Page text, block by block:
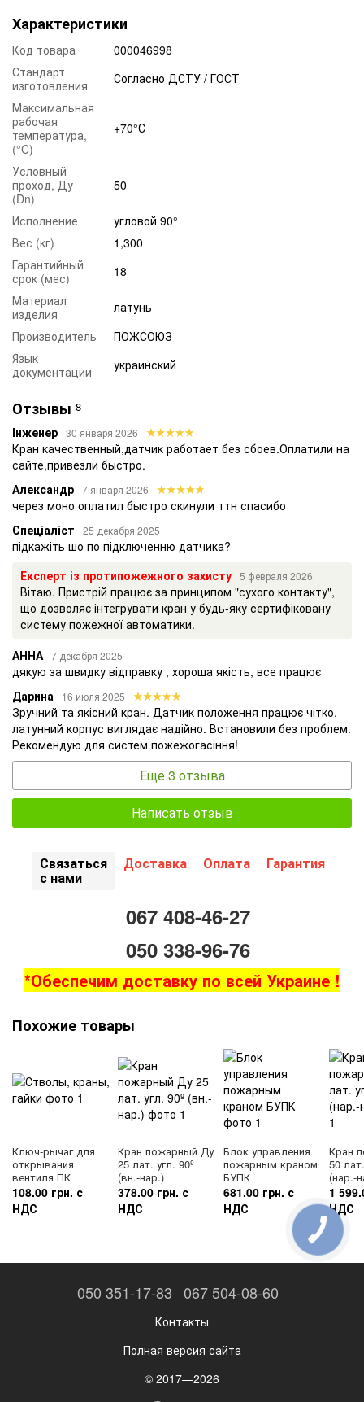
Характеристики
Код товара
000046998
Стандарт
изготовления
Согласно ДСТУ / ГОСТ
Максимальная
рабочая
температура,
(°C)
+70°С
Условный
проход, Ду
(Dn)
50
Исполнение
угловой 90°
Вес (кг)
1,300
Гарантийный
срок (мес)
18
Материал
изделия
латунь
Производитель
ПОЖСОЮЗ
Язык
документации
украинский
Отзывы 8
Інженер 30 января 2026
Кран качественный,датчик работает без сбоев.Оплатили на
сайте,привезли быстро.
Александр 7 января 2026
через моно оплатил быстро скинули ттн спасибо
Спеціаліст
25 декабря 2025
підкажіть шо по підключенню датчика?
Експерт із протипожежного захисту 5 февраля 2026
Вітаю. Пристрій працює за принципом "сухого контакту",
що дозволяє інтегрувати кран у будь-яку сертифіковану
систему пожежної автоматики.
АННА 7 декабря 2025
дякую за швидку відправку , хороша якість, все працює
Дарина
16 июля 2025
Зручний та якісний кран. Датчик положення працює чітко,
латунний корпус виглядає надійно. Встановили без проблем.
Рекомендую для систем пожежогасіння!
Еще 3 отзыва
Написать отзыв
Связаться
с нами
Доставка Оплата Гарантия
067 408-46-27
050 338-96-76
*Обеспечим доставку по всей Украине !
Похожие товары
Ключ-рычаг для
открывания
вентиля ПК
108.00 грн. с
НДС
Кран пожарный Ду
25 лат. угл. 90º
(вн.-нар.)
378.00 грн. с
НДС
Блок управления
пожарным краном
БУПК
681.00 грн. с
НДС
Кран
50
(нар.-
1
НДС
050 351-17-83 067 504-08-60
Контакты
Полная версия сайта
© 2017—2026